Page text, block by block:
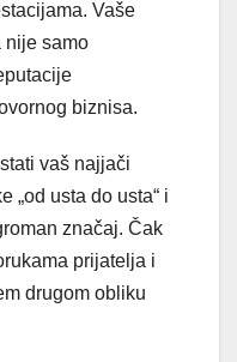
Vaše
nije samo
biznisa.
vaš najjači
„od usta do usta“ i
značaj. Čak
prijatelja i
drugom obliku